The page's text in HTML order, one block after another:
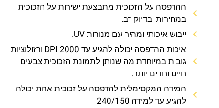
ההדפסה על הזכוכית מתבצעת ישירות על הזכוכית
במהירות ובדיוק רב.
ייבוש איכותי ומהיר עם מנורות UV.
איכות ההדפסה יכולה להגיע עד 2000 DPI ורזולוציות
גובות במיוחדת מה שנותן לתמונת הזכוכית צבעים
חיים וחדים יותר.
המידה המקסימלית להדפסה על זכוכית אחת יכולה
להגיע עד למידה 240/150